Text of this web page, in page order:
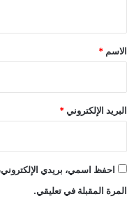
*
الاسم *
البريد الإلكتروني*
احفظ اسمي، بريدي
المرة المقبلة في تعليقي.